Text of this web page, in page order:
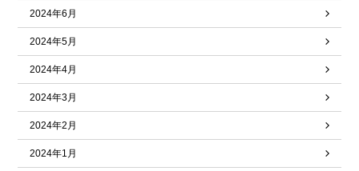
2024年6月
2024年5月
2024年4月
2024年3月
2024年2月
2024年1月